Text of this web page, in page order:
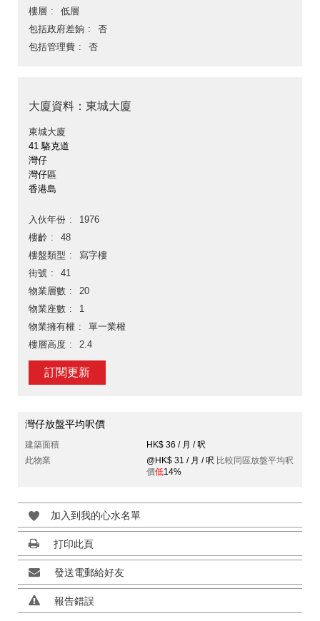
樓層
低層
包括政府差餉
否
包括管理費
否
大廈資料：東城大廈
東城大廈
41 駱克道
灣仔
灣仔區
香港島
入伙年份
1976
樓齡
48
樓盤類型
寫字樓
街號
41
物業層數
20
物業座數
1
物業擁有權
單一業權
樓層高度
2.4
訂閱更新
灣仔放盤平均呎價
建築面積
HK$ 36 / 月 / 呎
此物業
@HK$ 31 / 月 / 呎 比較同區放盤平均呎
價低14%
加入到我的心水名單
打印此頁
發送電郵給好友
報告錯誤